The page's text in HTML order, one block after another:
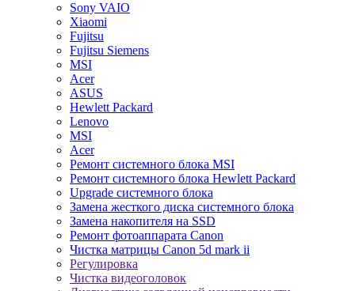
Sony VAIO
Xiaomi
Fujitsu
Fujitsu Siemens
MSI
Acer
ASUS
Hewlett Packard
Lenovo
MSI
Acer
Ремонт системного блока MSI
Ремонт системного блока Hewlett Packard
Upgrade системного блока
Замена жесткого диска системного блока
Замена накопителя на SSD
Ремонт фотоаппарата Canon
Чистка матрицы Canon 5d mark ii
Регулировка
Чистка видеоголовок